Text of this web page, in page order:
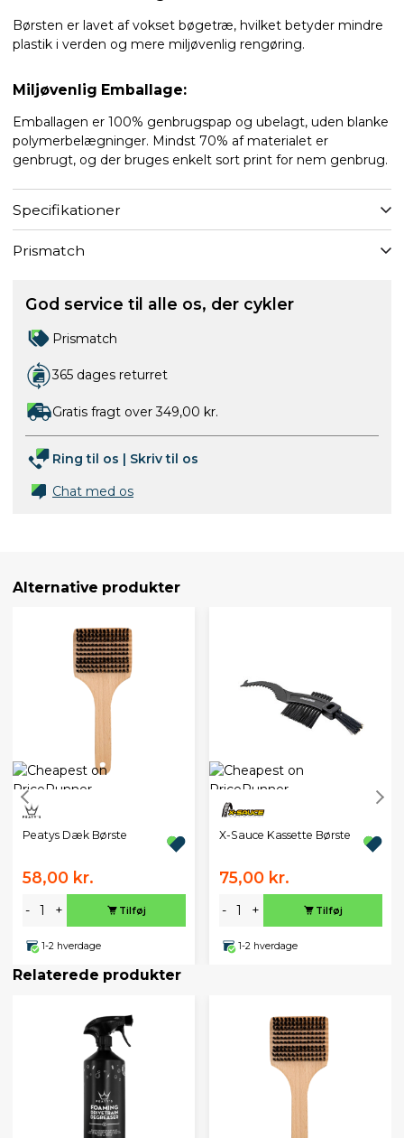
Børsten er lavet af vokset bøgetræ, hvilket betyder mindre
plastik i verden og mere miljøvenlig rengøring.
Miljøvenlig Emballage:
Emballagen er 100% genbrugspap og ubelagt, uden blanke
polymerbelægninger. Mindst 70% af materialet er
genbrugt, og der bruges enkelt sort print for nem genbrug.
Specifikationer
Prismatch
God service til alle os, der cykler
Prismatch
365 dages returret
Gratis fragt over 349,00 kr.
Ring til os | Skriv til os
Chat med os
Alternative produkter
Peatys Dæk Børste
58,00 kr.
- + Tilføj
1-2 hverdage
X-Sauce Kassette Børste
75,00 kr.
- + Tilføj
1-2 hverdage
Relaterede produkter